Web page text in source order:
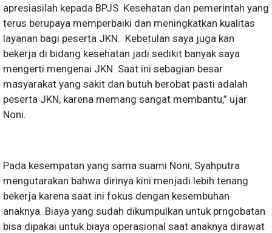
apresiasilah kepada BPJS Kesehatan dan pemerintah yang
terus berupaya memperbaiki dan meningkatkan kualitas
layanan bagi peserta JKN. Kebetulan saya juga kan
bekerja di bidang kesehatan jadi sedikit banyak saya
mengerti mengenai JKN. Saat ini sebagian besar
masyarakat yang sakit dan butuh berobat pasti adalah
peserta JKN, karena memang sangat membantu,” ujar
Noni.
Pada kesempatan yang sama suami Noni, Syahputra
mengutarakan bahwa dirinya kini menjadi lebih tenang
bekerja karena saat ini fokus dengan kesembuhan
anaknya. Biaya yang sudah dikumpulkan untuk prngobatan
bisa dipakai untuk biaya operasional saat anaknya dirawat